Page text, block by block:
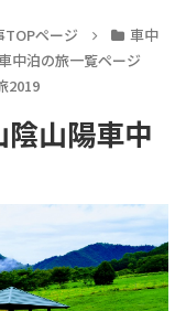
TOPページ
車中
中泊の旅一覧ページ
2019
山陽車中